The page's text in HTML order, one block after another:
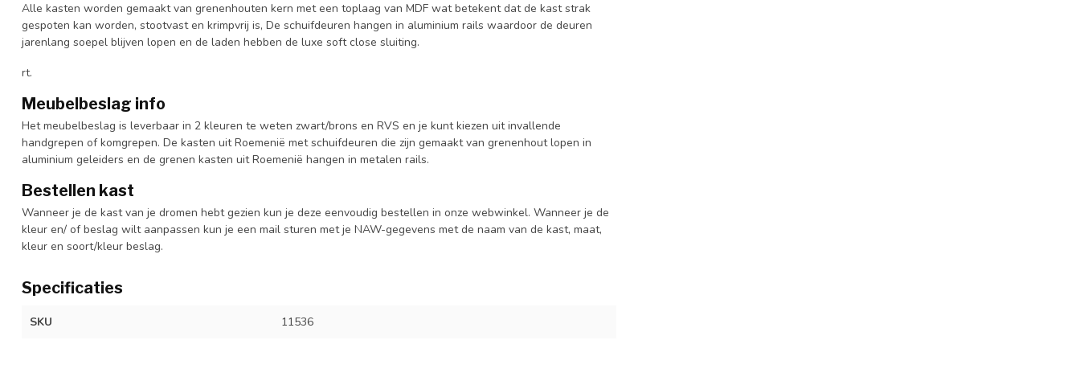
Alle kasten worden gemaakt van grenenhouten kern met een toplaag van MDF wat betekent dat de kast strak
gespoten kan worden, stootvast en krimpvrij is, De schuifdeuren hangen in aluminium rails waardoor de deuren
jarenlang soepel blijven lopen en de laden hebben de luxe soft close sluiting.
rt.
Meubelbeslag info
Het meubelbeslag is leverbaar in 2 kleuren te weten zwart/brons en RVS en je kunt kiezen uit invallende
handgrepen of komgrepen. De kasten uit Roemenië met schuifdeuren die zijn gemaakt van grenenhout lopen in
aluminium geleiders en de grenen kasten uit Roemenië hangen in metalen rails.
Bestellen kast
Wanneer je de kast van je dromen hebt gezien kun je deze eenvoudig bestellen in onze webwinkel. Wanneer je de
kleur en/ of beslag wilt aanpassen kun je een mail sturen met je NAW-gegevens met de naam van de kast, maat,
kleur en soort/kleur beslag.
Specificaties
SKU 11536